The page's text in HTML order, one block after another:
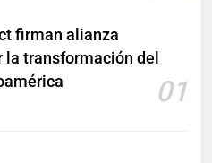
firman alianza
transformación del
01